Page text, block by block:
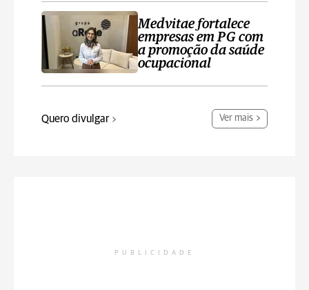
Medvitae fortalece
empresas em PG com
a promoção da saúde
ocupacional
Quero divulgar Ver mais
PUBLICIDADE